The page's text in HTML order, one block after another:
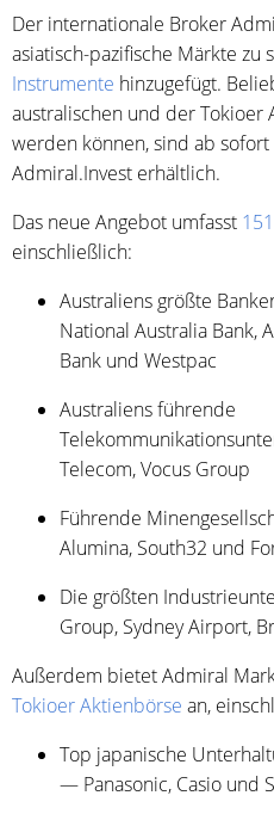
Der internationale Broker
asiatisch-pazifische Märkte zu
Instrumente hinzugefügt.
australischen und der Tokioer
werden können, sind ab
Admiral.Invest erhältlich.
Das neue Angebot umfasst
einschließlich:
Australiens größte
National Australia Bank,
Bank und Westpac
Australiens führende
Telecom, Vocus Group
Führende
Alumina, South32 und
Die größten
Group, Sydney Airport,
Außerdem bietet Admiral
Tokioer Aktienbörse an,
Top japanische
— Panasonic, Casio und